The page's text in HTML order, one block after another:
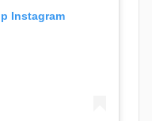
Instagram